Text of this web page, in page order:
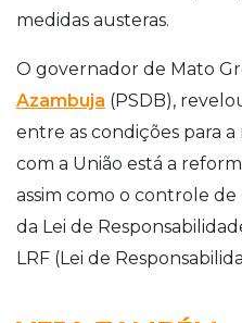
medidas austeras.
O governador de Mato
Azambuja (PSDB),
entre as condições para
com a União está a
assim como o controle de
da Lei de
LRF (Lei de